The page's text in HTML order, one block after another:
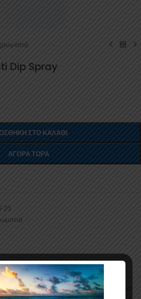
Dip Spray
ΣΤΟ ΚΑΛΆΘΙ
ΑΓΟΡΆ ΤΏΡΑ
31
grey plasti dip σαν βάση αν η επιφάνεια